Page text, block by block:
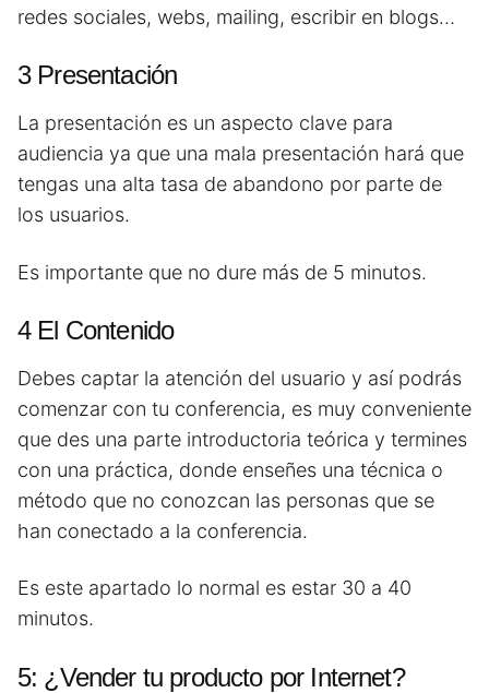
redes sociales, webs, mailing, escribir en blogs…
3 Presentación
La presentación es un aspecto clave para
audiencia ya que una mala presentación hará que
tengas una alta tasa de abandono por parte de
los usuarios.
Es importante que no dure más de 5 minutos.
4 El Contenido
Debes captar la atención del usuario y así podrás
comenzar con tu conferencia, es muy conveniente
que des una parte introductoria teórica y termines
con una práctica, donde enseñes una técnica o
método que no conozcan las personas que se
han conectado a la conferencia.
Es este apartado lo normal es estar 30 a 40
minutos.
5: ¿Vender tu producto por Internet?